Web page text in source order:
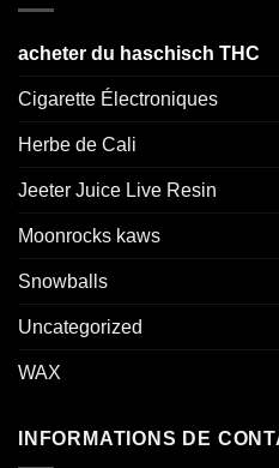
acheter du haschisch THC
Cigarette Électroniques
Herbe de Cali
Jeeter Juice Live Resin
Moonrocks kaws
Snowballs
Uncategorized
WAX
INFORMATIONS DE